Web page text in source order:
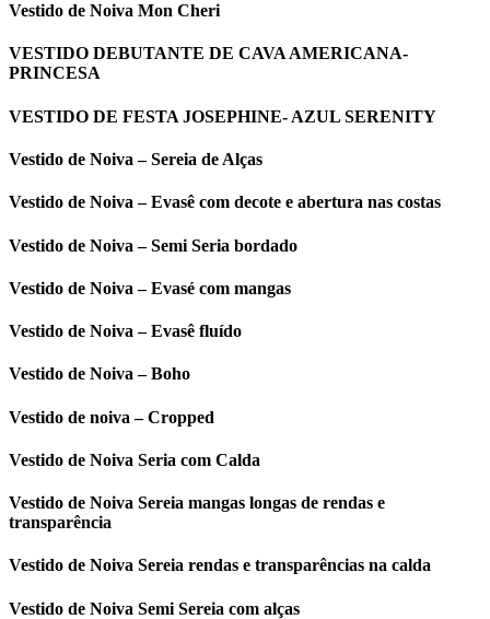
Vestido de Noiva Mon Cheri
VESTIDO DEBUTANTE DE CAVA AMERICANA-
PRINCESA
VESTIDO DE FESTA JOSEPHINE- AZUL SERENITY
Vestido de Noiva – Sereia de Alças
Vestido de Noiva – Evasê com decote e abertura nas costas
Vestido de Noiva – Semi Seria bordado
Vestido de Noiva – Evasé com mangas
Vestido de Noiva – Evasê fluído
Vestido de Noiva – Boho
Vestido de noiva – Cropped
Vestido de Noiva Seria com Calda
Vestido de Noiva Sereia mangas longas de rendas e
transparência
Vestido de Noiva Sereia rendas e transparências na calda
Vestido de Noiva Semi Sereia com alças